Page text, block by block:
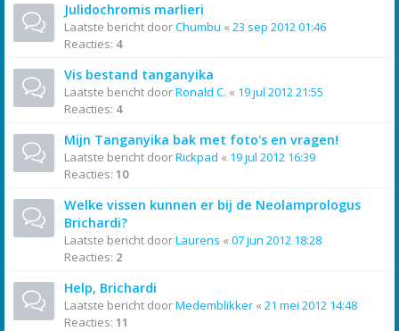
Julidochromis marlieri
Laatste bericht doorChumbu « 23 sep 2012 01:46
Reacties: 4
Vis bestand tanganyika
Laatste bericht doorRonald C. « 19 jul 2012 21:55
Reacties: 4
Mijn Tanganyika bak met foto's en vragen!
Laatste bericht doorRickpad « 19 jul 2012 16:39
Reacties: 10
Welke vissen kunnen er bij de Neolamprologus
Brichardi?
Laatste bericht doorLaurens « 07 jun 2012 18:28
Reacties: 2
Help, Brichardi
Laatste bericht doorMedemblikker « 21 mei 2012 14:48
Reacties: 11